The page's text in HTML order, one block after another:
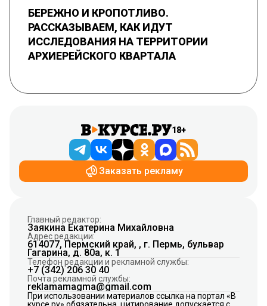
БЕРЕЖНО И КРОПОТЛИВО.
РАССКАЗЫВАЕМ, КАК ИДУТ
ИССЛЕДОВАНИЯ НА ТЕРРИТОРИИ
АРХИЕРЕЙСКОГО КВАРТАЛА
18+
Заказать рекламу
Главный редактор:
Заякина Екатерина Михайловна
Адрес редакции:
614077, Пермский край, , г. Пермь, бульвар
Гагарина, д. 80а, к. 1
Телефон редакции и рекламной службы:
+7 (342) 206 30 40
Почта рекламной службы:
reklamamagma@gmail.com
При использовании материалов ссылка на портал «В
курсе.ру» обязательна, цитирование допускается с